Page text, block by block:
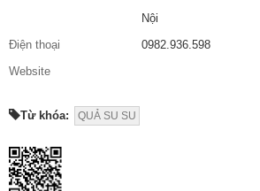
Nội
Điện thoại
0982.936.598
Website
Từ khóa: QUẢ SU SU